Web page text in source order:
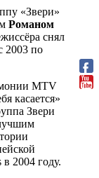
«Звери»
Романом
снял
2003 по
MTV
касается»
Звери
2004 году.